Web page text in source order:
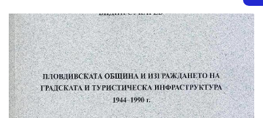
l
o
w
o
n
X
d
a
n
e
m
a
i